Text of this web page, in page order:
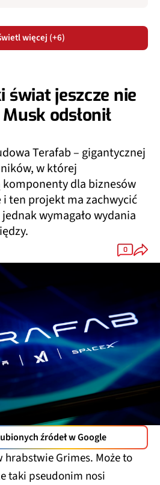
więcej (+6)
świat jeszcze nie
odsłonił
Terafab – gigantycznej
w której
dla biznesów
i ten projekt ma zachwycić
wymagało wydania
0
źródeł w Google
Grimes. Może to
taki pseudonim nosi